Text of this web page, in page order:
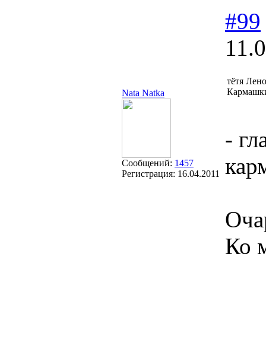
Nata Natka
Сообщений: 1457
Регистрация: 16.04.2011
#99
тётя
-
Ко